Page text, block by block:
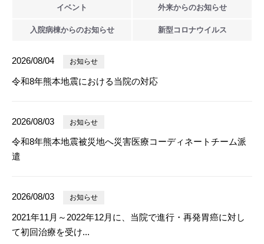
イベント 外来からのお知らせ
入院病棟からのお知らせ 新型 コロナウイルス
2026/08/04 お知らせ
令和8年熊本地震における当院の対応
2026/08/03 お知らせ
令和8年熊本地震被災地へ災害医療コーディネートチーム派
遣
2026/08/03 お知らせ
2021年11月～2022年12月に、当院で進行・再発胃癌に対し
て初回治療を受け...